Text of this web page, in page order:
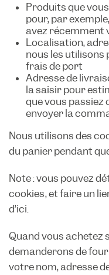
Produits que
pour, par
avez récemment
Localisation,
nous les utilisons
frais de port
Adresse de
la saisir pour
que vous passiez
envoyer la
Nous utilisons des
du panier pendant
Note : vous pouvez
cookies, et faire un
d’ici.
Quand vous achetez
demanderons de
votre nom, adresse